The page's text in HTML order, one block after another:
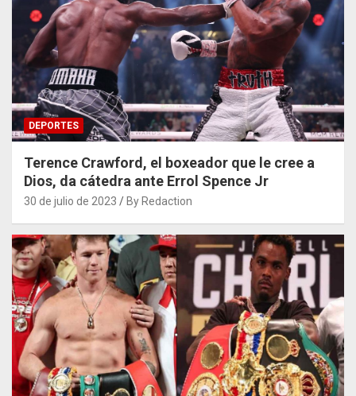
DEPORTES
Terence Crawford, el boxeador que le cree a
Dios, da cátedra ante Errol Spence Jr
30 de julio de 2023 By Redaction